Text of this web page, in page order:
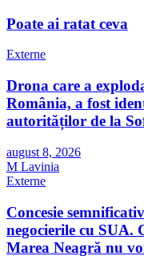
Poate ai ratat ceva
Externe
Drona care a
România, a fost
autorităților de la
august 8, 2026
M Lavinia
Externe
Concesie
negocierile cu SUA.
Marea Neagră nu